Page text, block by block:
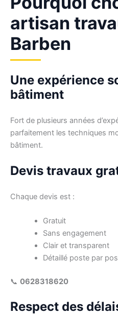
artisan
Barben
Une expérience
bâtiment
Fort de plusieurs années
parfaitement les techniques
bâtiment.
Devis travaux
Chaque devis est :
Gratuit
Sans engagement
Clair et transparent
Détaillé poste par
📞 0628318620
Respect des